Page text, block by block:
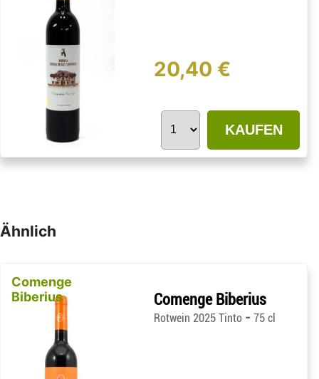
20,40 €
KAUFEN
Ähnlich
Comenge
Biberius
Comenge Biberius
Rotwein 2025 Tinto -75 cl